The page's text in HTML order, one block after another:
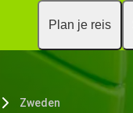
Plan je reis
Zweden